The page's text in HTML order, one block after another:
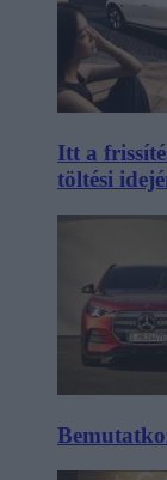
Itt a
töltési